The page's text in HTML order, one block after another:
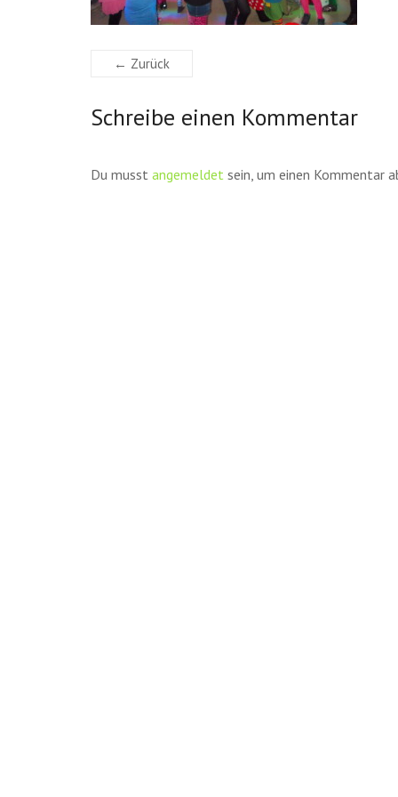
← Zurück
Schreibe einen Kommentar
Du musst angemeldet sein, um einen Kommentar